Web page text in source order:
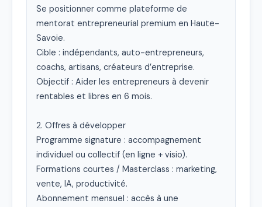
Se positionner comme plateforme de
mentorat entrepreneurial premium en Haute-
Savoie.
Cible : indépendants, auto-entrepreneurs,
coachs, artisans, créateurs d’entreprise.
Objectif : Aider les entrepreneurs à devenir
rentables et libres en 6 mois.
2. Offres à développer
Programme signature : accompagnement
individuel ou collectif (en ligne + visio).
Formations courtes / Masterclass : marketing,
vente, IA, productivité.
Abonnement mensuel : accès à une